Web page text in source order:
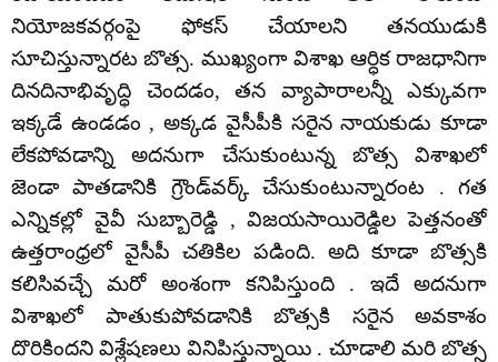
నియోజకవర్గంపై ఫోకస్ చేయాలని తనయుడుకి
సూచిస్తున్నారట బొత్స. ముఖ్యంగా విశాఖ ఆర్ధిక రాజధానిగా
దినదినాభివృద్ధి చెందడం, తన వ్యాపారాలన్నీ ఎక్కువగా
ఇక్కడే ఉండడం , అక్కడ వైసీపీకి సరైన నాయకుడు కూడా
లేకపోవడాన్ని అదనుగా చేసుకుంటున్న బొత్స విశాఖలో
జెండా పాతడానికి గ్రౌండ్‌వర్క్ చేసుకుంటున్నారంట . గత
ఎన్నికల్లో వైవీ సుబ్బారెడ్డి , విజయసాయిరెడ్డిల పెత్తనంతో
ఉత్తరాంధ్రలో వైసీపీ చతికిల పడింది. అది కూడా బొత్సకి
కలిసివచ్చే మరో అంశంగా కనిపిస్తుంది . ఇదే అదనుగా
విశాఖలో పాతుకుపోవడానికి బొత్సకి సరైన అవకాశం
దొరికిందని విశ్లేషణలు వినిపిస్తున్నాయి . చూడాలి మరి బొత్స